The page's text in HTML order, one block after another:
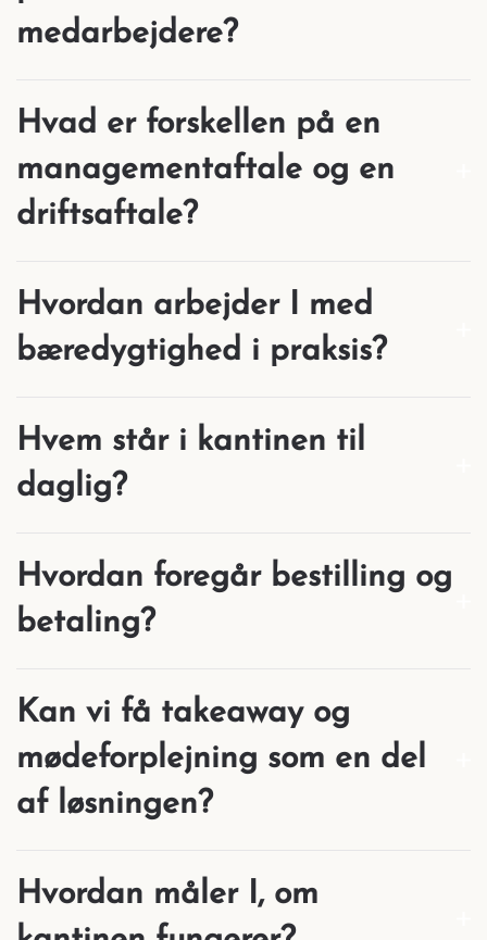
medarbejdere?
Hvad er forskellen på en
managementaftale og en
driftsaftale?
Hvordan arbejder I med
bæredygtighed i praksis?
Hvem står i kantinen til
daglig?
Hvordan foregår bestilling og
betaling?
Kan vi få takeaway og
mødeforplejning som en del
af løsningen?
Hvordan måler I, om